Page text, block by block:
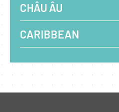
CHÂU ÂU
CARIBBEAN